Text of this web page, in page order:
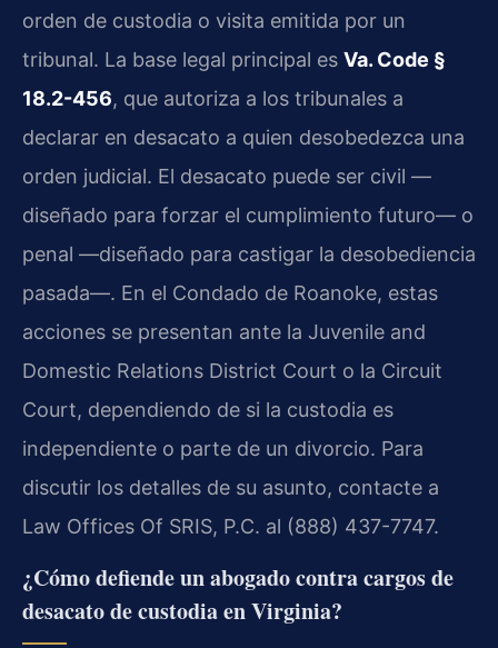
orden de custodia o visita emitida por un
tribunal. La base legal principal es Va. Code §
18.2-456, que autoriza a los tribunales a
declarar en desacato a quien desobedezca una
orden judicial. El desacato puede ser civil —
diseñado para forzar el cumplimiento futuro— o
penal —diseñado para castigar la desobediencia
pasada—. En el Condado de Roanoke, estas
acciones se presentan ante la Juvenile and
Domestic Relations District Court o la Circuit
Court, dependiendo de si la custodia es
independiente o parte de un divorcio. Para
discutir los detalles de su asunto, contacte a
Law Offices Of SRIS, P.C. al (888) 437-7747.
¿Cómo defiende un abogado contra cargos de
desacato de custodia en Virginia?